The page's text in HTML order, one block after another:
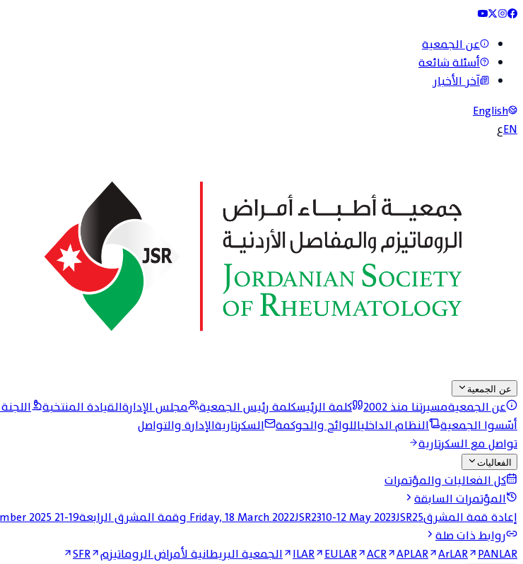
عن الجمعية
أسئلة شائعة
آخر الأخبار
English
ENع
عن الجمعية
عن الجمعيةمسيرتنا منذ 2002 كلمة الرئيسكلمة رئيس الجمعية مجلس الإدارةالقيادة المنتخبة
أسّسوا الجمعية
النظام الداخلياللوائح والحوكمة السكرتاريةالإدارة والتواصل
تواصل مع السكرتارية
الفعاليات
كل الفعاليات والمؤتمرات
المؤتمرات السابقة
إعادة قمة المشرق
Friday, 18 March 2022JSR2310-12 May 2023JSR25 وقمة المشرق الرابعة
19-21 November 2025
روابط ذات صلة
ILAR EULAR ACR APLAR ArLAR PANLAR الجمعية البريطانية لأمراض الروماتيزم SFR